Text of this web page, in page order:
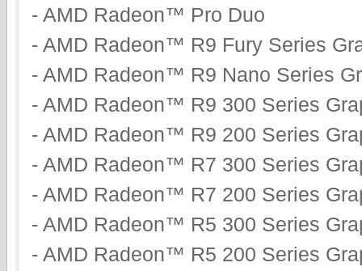
- AMD Radeon™ Pro Duo
- AMD Radeon™ R9 Fury Series
- AMD Radeon™ R9 Nano Series
- AMD Radeon™ R9 300 Series
- AMD Radeon™ R9 200 Series
- AMD Radeon™ R7 300 Series
- AMD Radeon™ R7 200 Series
- AMD Radeon™ R5 300 Series
- AMD Radeon™ R5 200 Series